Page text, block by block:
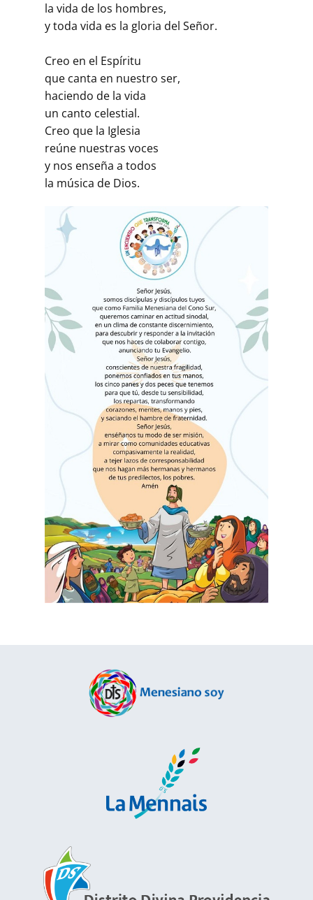
la vida de los hombres,
y toda vida es la gloria del Señor.
Creo en el Espíritu
que canta en nuestro ser,
haciendo de la vida
un canto celestial.
Creo que la Iglesia
reúne nuestras voces
y nos enseña a todos
la música de Dios.